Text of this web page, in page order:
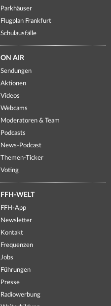
Parkhäuser
Flugplan Frankfurt
Schulausfälle
ON AIR
Sendungen
Aktionen
Videos
Webcams
Moderatoren & Team
Podcasts
News-Podcast
Themen-Ticker
Voting
FFH-WELT
FFH-App
Newsletter
Kontakt
Frequenzen
Jobs
Führungen
Presse
Radiowerbung